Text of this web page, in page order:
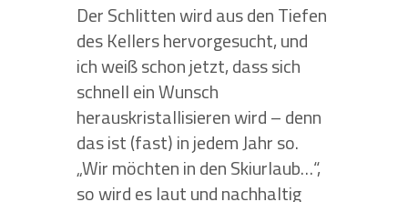
Der Schlitten wird aus den Tiefen
des Kellers hervorgesucht, und
ich weiß schon jetzt, dass sich
schnell ein Wunsch
herauskristallisieren wird – denn
das ist (fast) in jedem Jahr so.
„Wir möchten in den Skiurlaub…“,
so wird es laut und nachhaltig